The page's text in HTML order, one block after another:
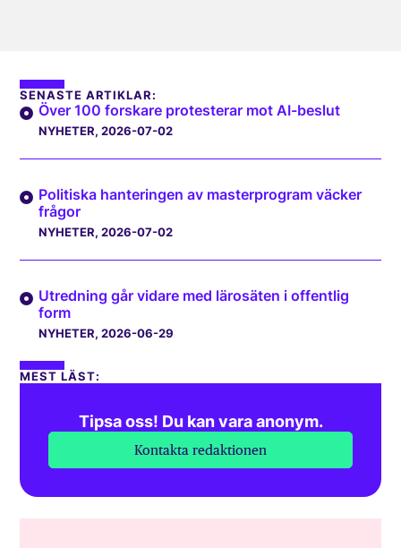
SENASTE ARTIKLAR:
Över 100 forskare protesterar mot AI-beslut
NYHETER, 2026-07-02
Politiska hanteringen av masterprogram väcker
frågor
NYHETER, 2026-07-02
Utredning går vidare med lärosäten i offentlig
form
NYHETER, 2026-06-29
MEST LÄST:
Tipsa oss! Du kan vara anonym.
Kontakta redaktionen